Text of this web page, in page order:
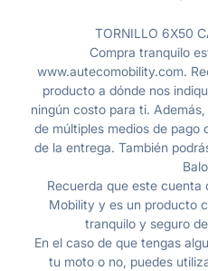
TORNILLO 6X50
Compra tranquilo
www.autecomobility.com.
producto a dónde nos
ningún costo para ti.
de múltiples medios de
de la entrega. También
Recuerda que este
Mobility y es un producto
tranquilo y seguro
En el caso de que tengas
tu moto o no, puedes